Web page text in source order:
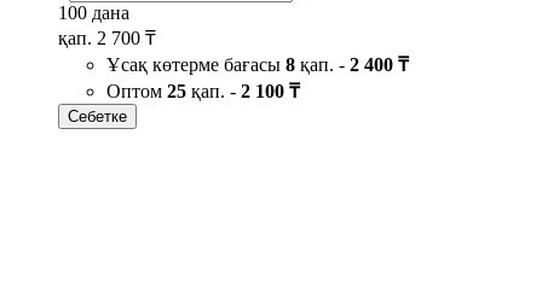
100 дана
қап. 2 700 ₸
Ұсақ көтерме бағасы 8 қап. - 2 400 ₸
Оптом 25 қап. - 2 100 ₸
Себетке